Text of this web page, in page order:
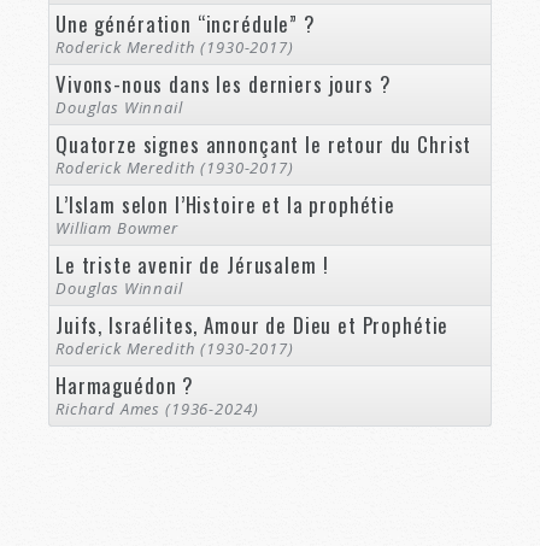
Une génération “incrédule” ?
Roderick Meredith (1930-2017)
Vivons-nous dans les derniers jours ?
Douglas Winnail
Quatorze signes annonçant le retour du Christ
Roderick Meredith (1930-2017)
L’Islam selon l’Histoire et la prophétie
William Bowmer
Le triste avenir de Jérusalem !
Douglas Winnail
Juifs, Israélites, Amour de Dieu et Prophétie
Roderick Meredith (1930-2017)
Harmaguédon ?
Richard Ames (1936-2024)